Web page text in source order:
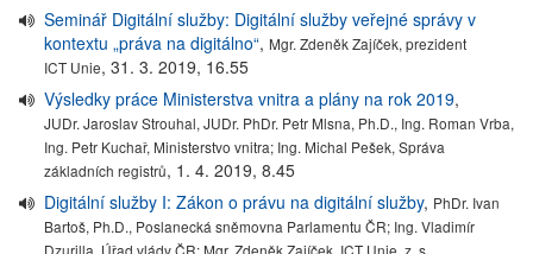
Seminář Digitální služby: Digitální služby veřejné správy v
kontextu „práva na digitálno“, Mgr. Zdeněk Zajíček, prezident
ICT Unie,31. 3. 2019, 16.55
Výsledky práce Ministerstva vnitra a plány na rok 2019,
JUDr. Jaroslav Strouhal, JUDr. PhDr. Petr Mlsna, Ph.D., Ing. Roman Vrba,
Ing. Petr Kuchař, Ministerstvo vnitra; Ing. Michal Pešek, Správa
základních registrů, 1. 4. 2019, 8.45
Digitální služby I: Zákon o právu na digitální služby, PhDr. Ivan
Bartoš, Ph.D., Poslanecká sněmovna Parlamentu ČR; Ing. Vladimír
Dzurilla, Úřad vlády ČR; Mgr. Zdeněk Zajíček, ICT Unie, z. s.,